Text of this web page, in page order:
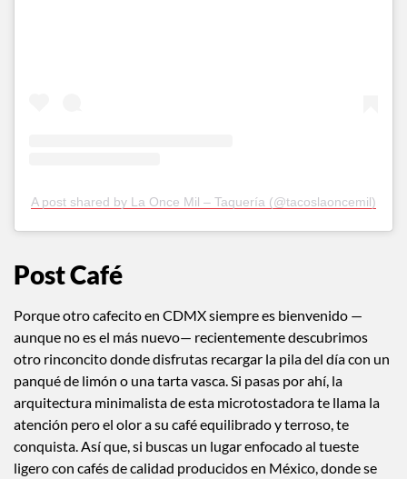
A post shared by La Once Mil – Taquería (@tacoslaoncemil)
Post Café
Porque otro cafecito en CDMX siempre es bienvenido —
aunque no es el más nuevo— recientemente descubrimos
otro rinconcito donde disfrutas recargar la pila del día con un
panqué de limón o una tarta vasca. Si pasas por ahí, la
arquitectura minimalista de esta microtostadora te llama la
atención pero el olor a su café equilibrado y terroso, te
conquista. Así que, si buscas un lugar enfocado al tueste
ligero con cafés de calidad producidos en México, donde se